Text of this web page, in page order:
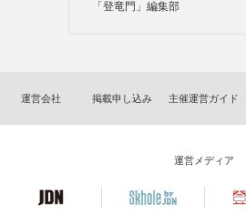
「登竜門」編集部
運営会社 掲載申し込み 主催運営ガイド
運営メディア